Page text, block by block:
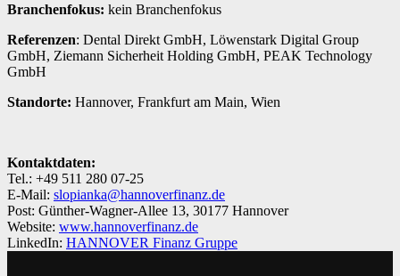
Branchenfokus: kein Branchenfokus
Referenzen: Dental Direkt GmbH, Löwenstark Digital Group
GmbH, Ziemann Sicherheit Holding GmbH, PEAK Technology
GmbH
Standorte: Hannover, Frankfurt am Main, Wien
Kontaktdaten:
Tel.: +49 511 280 07-25
E-Mail: slopianka@hannoverfinanz.de
Post: Günther-Wagner-Allee 13, 30177 Hannover
Website: www.hannoverfinanz.de
LinkedIn: HANNOVER Finanz Gruppe